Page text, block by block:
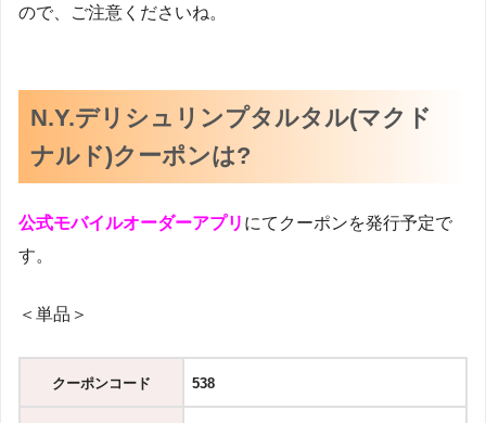
ので、ご注意くださいね。
N.Y.デリシュリンプタルタル(マクド
ナルド)クーポンは?
公式モバイルオーダーアプリ にてクーポンを発行予定で
す。
＜単品＞
クーポンコード 538